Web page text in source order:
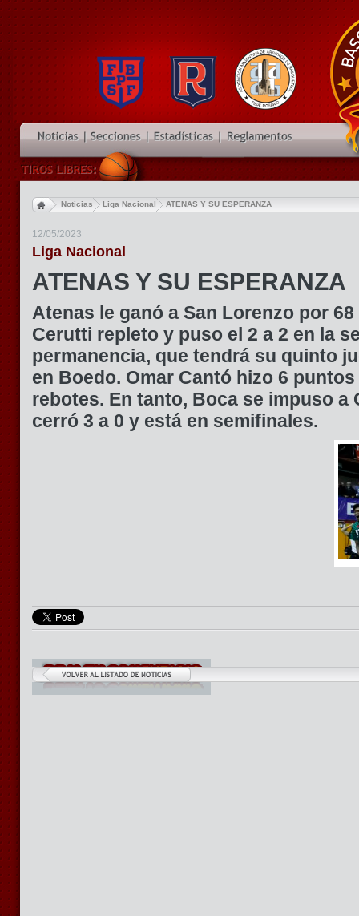
Noticias Liga Nacional ATENAS Y SU ESPERANZA
12/05/2023
Liga Nacional
ATENAS Y SU ESPERANZA
Atenas le ganó a San Lorenzo por 68
Cerutti repleto y puso el 2 a 2 en la
permanencia, que tendrá su quinto
en Boedo. Omar Cantó hizo 6
rebotes. En tanto, Boca se impuso a
cerró 3 a 0 y está en semifinales.